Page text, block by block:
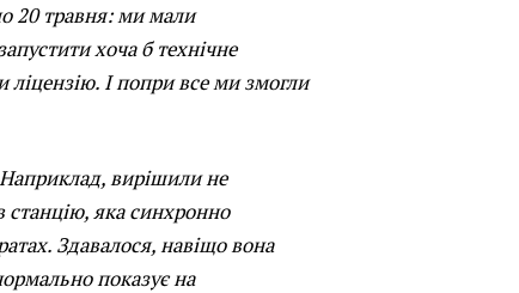
20 травня: ми мали
хоча б технічне
ліцензію. І попри все ми змогли
вирішили не
станцію, яка синхронно
Здавалося, навіщо вона
показує на